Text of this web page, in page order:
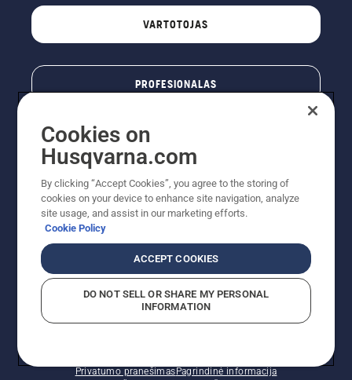
VARTOTOJAS
PROFESIONALAS
© „Husqvarna AB“ (leid). Visos teisės priklauso autoriui.
Nurodoma rekomenduojama mažmeninė kaina (RMK),
įskaitant PVM. RMK yra kaina, už kurią gamintojas
rekomenduoja pardavėjui parduoti prekę. UAB
"Husqvarna Lietuva" prekių vartotojams neparduoda,
Privatumo pranešimasPagrindinė informacija
Cookies on
Husqvarna.com
By clicking “Accept Cookies”, you agree to the storing of
cookies on your device to enhance site navigation, analyze
site usage, and assist in our marketing efforts.
Cookie Policy
ACCEPT COOKIES
DO NOT SELL OR SHARE MY PERSONAL
INFORMATION